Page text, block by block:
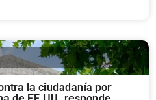
la ciudadanía por